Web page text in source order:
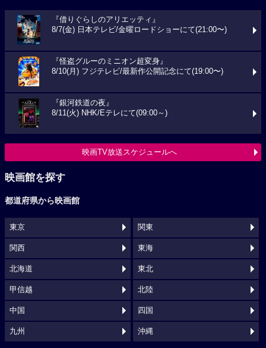
『借りぐらしのアリエッティ』
8/7(金) 日本テレビ/金曜ロードショーにて(21:00〜)
『怪盗グルーのミニオン超変身』
8/10(月) フジテレビ/最新作公開記念にて(19:00〜)
『銀河鉄道の夜』
8/11(火) NHK/Eテレにて(09:00～)
映画TV放送スケジュールへ
映画館を探す
都道府県から映画館
東京 関東
関西 東海
北海道 東北
甲信越 北陸
中国 四国
九州 沖縄